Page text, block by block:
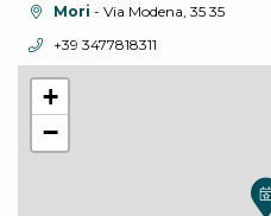
+
−
Località:Mori - Via Modena, 35 35
Telefono:
+39 3477818311